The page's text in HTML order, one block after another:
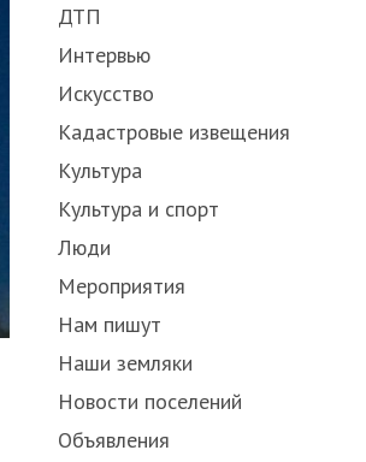
ДТП
Интервью
Искусство
Кадастровые извещения
Культура
Культура и спорт
Люди
Мероприятия
Нам пишут
Наши земляки
Новости поселений
Объявления